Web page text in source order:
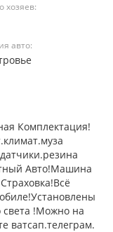
хозяев:
авто:
Комплектация!
Авто!Машина
!Можно на
ватсап.телеграм.